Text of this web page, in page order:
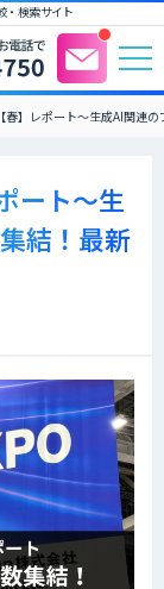
・検索サイト
春】レポート～生成AI関連
ート～生
結！最新